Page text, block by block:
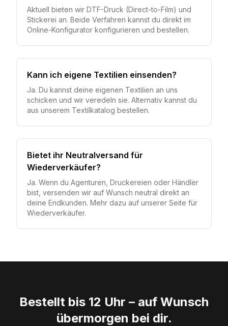
Aktuell bieten wir DTF-Druck (Direct-to-Film) und
Stickerei an. Beide Verfahren kannst du direkt im
Online-Konfigurator konfigurieren und bestellen.
Kann ich eigene Textilien einsenden?
Ja. Du kannst deine eigenen Textilien an uns
schicken und wir veredeln sie. Alternativ kannst du
aus unserem Textilkatalog bestellen.
Bietet ihr Neutralversand für
Wiederverkäufer?
Ja. Wenn du Agenturen, Druckereien oder Händler
bist, versenden wir auf Wunsch neutral direkt an
deine Endkunden. Mehr dazu auf unserer Seite für
Wiederverkäufer.
Bestellt bis 12 Uhr – auf Wunsch
übermorgen bei dir.